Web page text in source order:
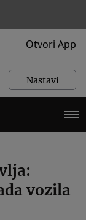
Otvori App
Nastavi
vozila